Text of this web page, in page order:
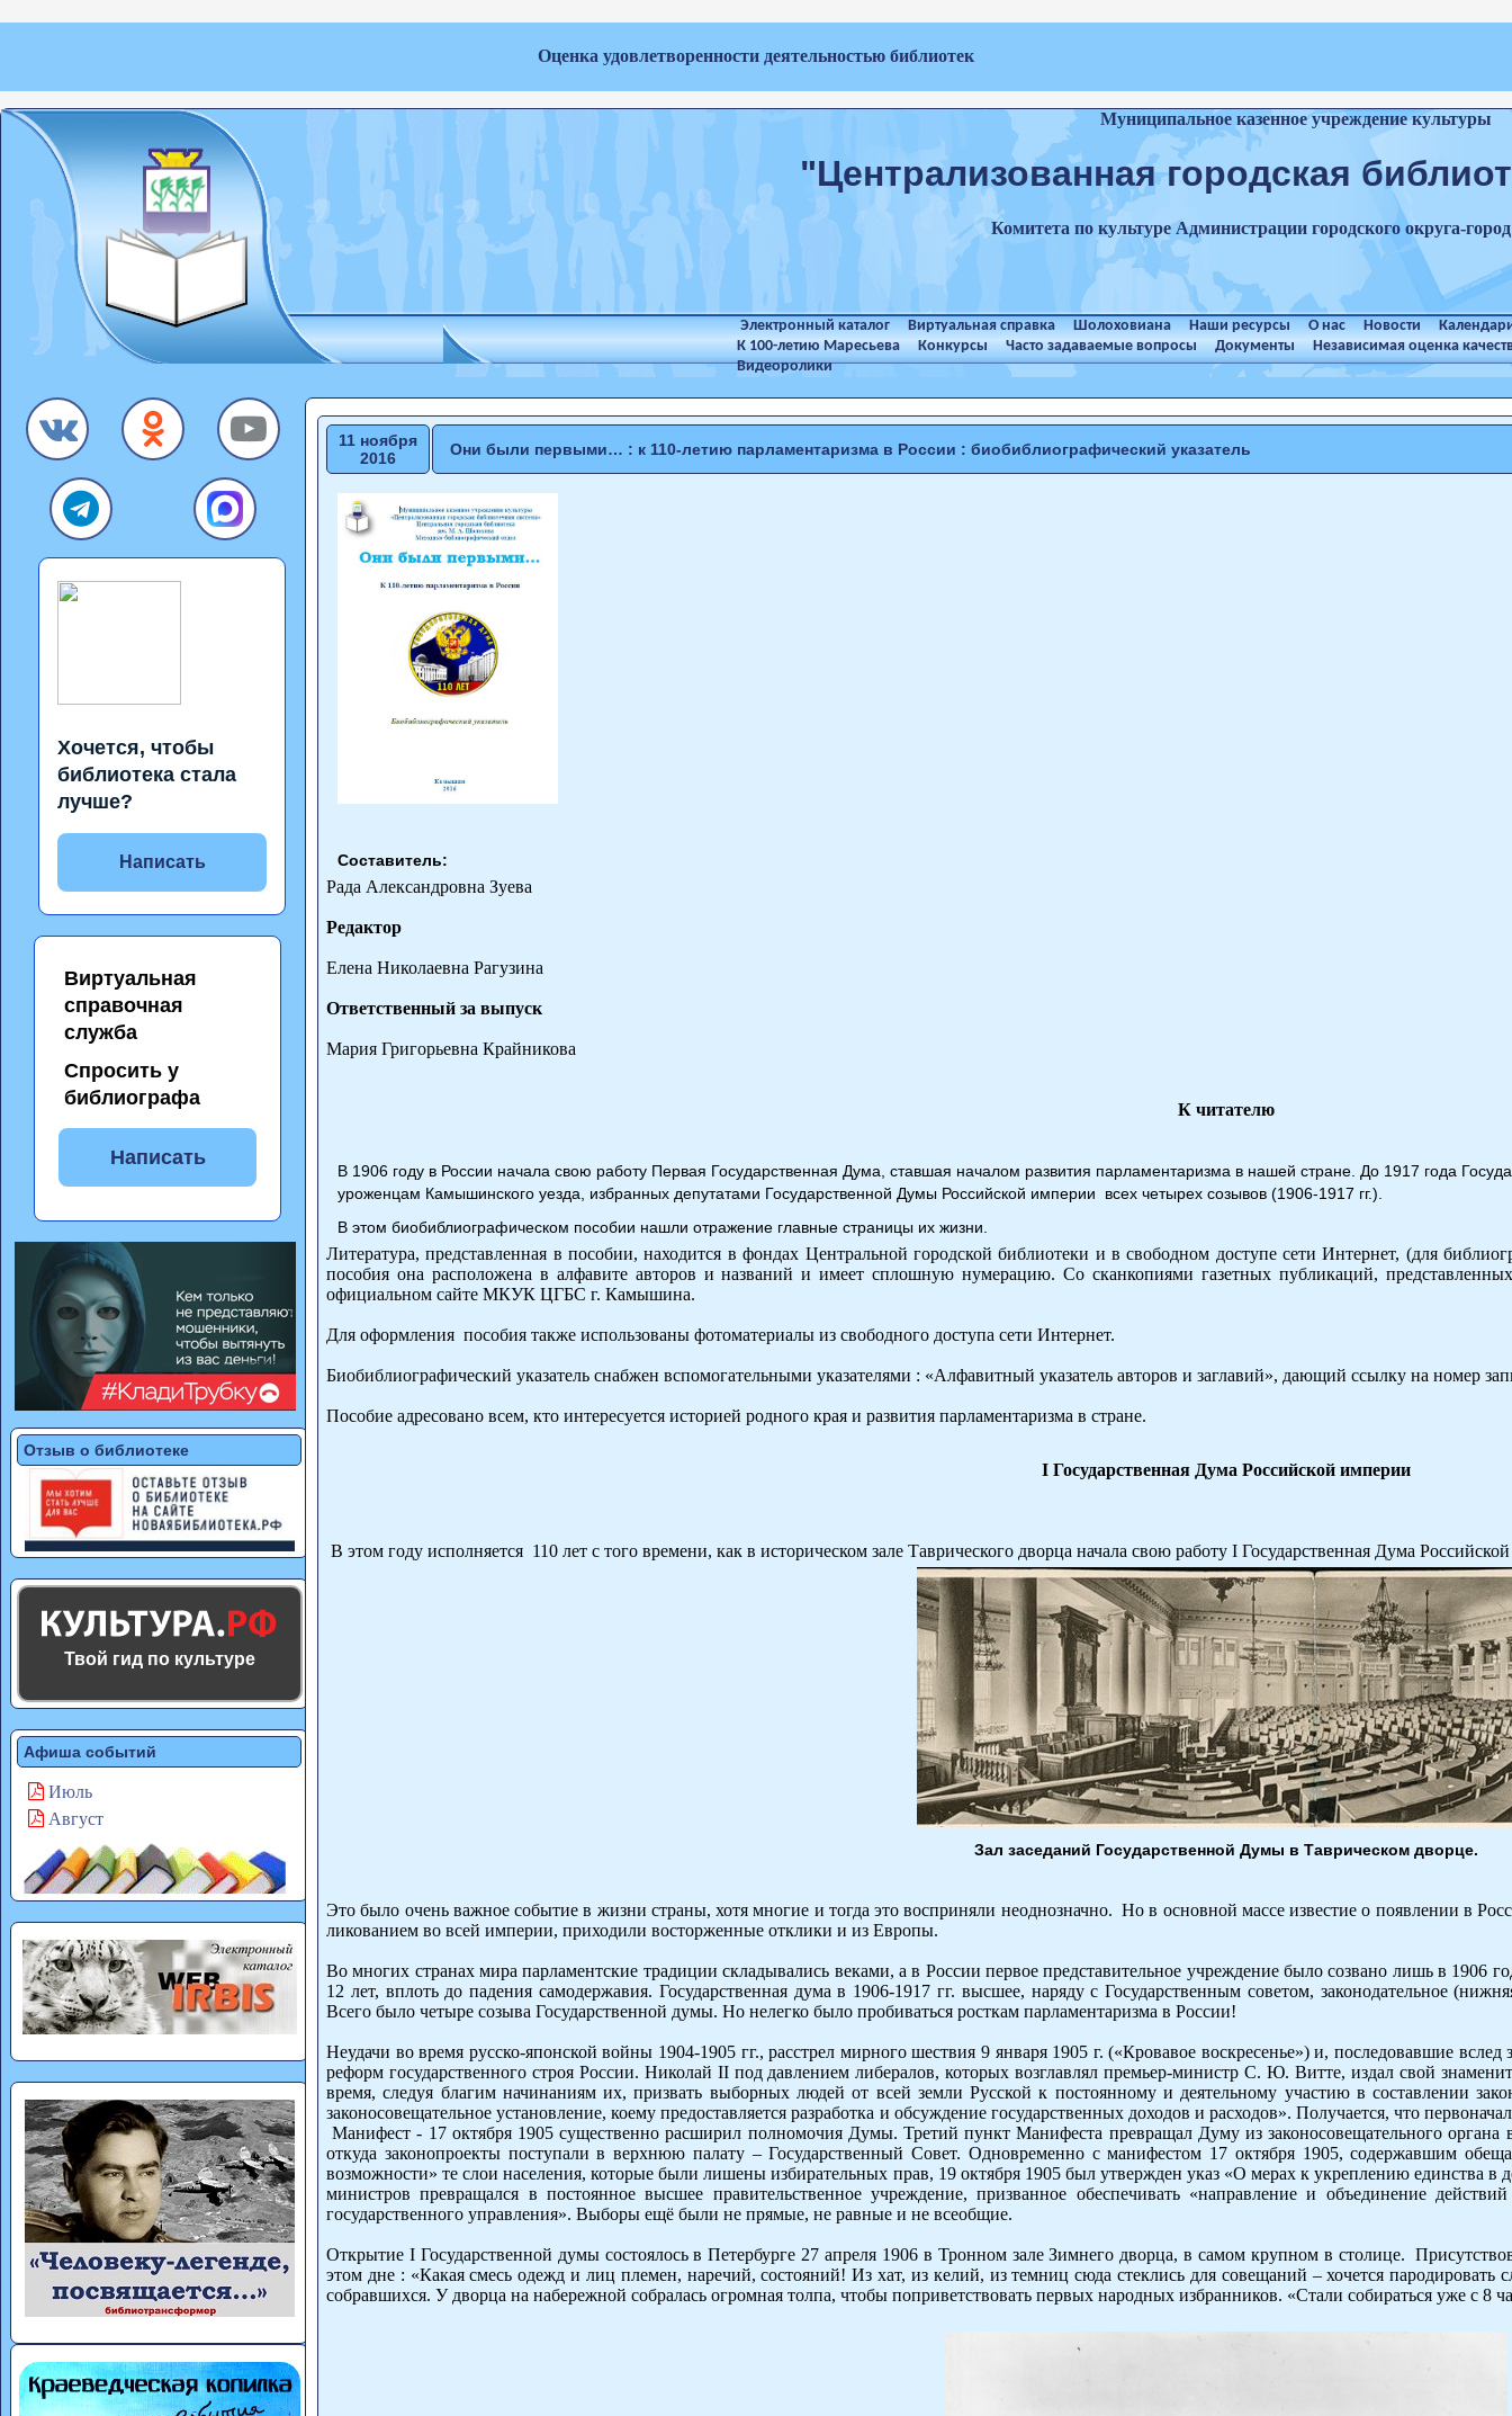
Оценка удовлетворенности деятельностью библиотек
Муниципальное казенное учреждение культуры
"Централизованная городская
Комитета по культуре Администрации городского округа-
Электронный каталог Виртуальная справка Шолоховиана Наши ресурсы О нас Новости
К 100-летию Маресьева
Конкурсы Часто задаваемые вопросы Документы
Независимая оценка
Видеоролики
Хочется, чтобы
библиотека стала
лучше?
Написать
Виртуальная
справочная
служба
Спросить у
библиографа
Написать
Отзыв о библиотеке
Твой гид по культуре
Афиша событий
Июль
Август
11 ноября
2016
Они были первыми… : к 110-летию парламентаризма в России : биобиблиографический указатель
Составитель:
Рада Александровна Зуева
Редактор
Елена Николаевна Рагузина
Ответственный за выпуск
Мария Григорьевна Крайникова
К читателю
В 1906 году в России начала свою работу Первая Государственная Дума, ставшая началом развития парламентаризма в нашей стране. До 1917 года
уроженцам Камышинского уезда, избранных депутатами Государственной Думы Российской империи всех четырех созывов (1906-1917 гг.).
В этом биобиблиографическом пособии нашли отражение главные страницы их жизни.
Литература, представленная в пособии, находится в фондах Центральной городской библиотеки и в свободном доступе сети Интернет, (для
пособия она расположена в алфавите авторов и названий и имеет сплошную нумерацию. Со сканкопиями газетных публикаций,
официальном сайте МКУК ЦГБС г. Камышина.
Для оформления пособия также использованы фотоматериалы из свободного доступа сети Интернет.
Биобиблиографический указатель снабжен вспомогательными указателями : «Алфавитный указатель авторов и заглавий», дающий ссылку на номер
Пособие адресовано всем, кто интересуется историей родного края и развития парламентаризма в стране.
I Государственная Дума Российской империи
В этом году исполняется 110 лет с того времени, как в историческом зале Таврического дворца начала свою работу I Государственная Дума
Зал заседаний Государственной Думы в Таврическом дворце.
Это было очень важное событие в жизни страны, хотя многие и тогда это восприняли неоднозначно. Но в основной массе известие о появлении в
ликованием во всей империи, приходили восторженные отклики и из Европы.
Во многих странах мира парламентские традиции складывались веками, а в России первое представительное учреждение было созвано лишь в 1906
12 лет, вплоть до падения самодержавия. Государственная дума в 1906-1917 гг. высшее, наряду с Государственным советом, законодательное
Всего было четыре созыва Государственной думы. Но нелегко было пробиваться росткам парламентаризма в России!
Неудачи во время русско-японской войны 1904-1905 гг., расстрел мирного шествия 9 января 1905 г. («Кровавое воскресенье») и, последовавшие
реформ государственного строя России. Николай II под давлением либералов, которых возглавлял премьер-министр С. Ю. Витте, издал свой
время, следуя благим начинаниям их, призвать выборных людей от всей земли Русской к постоянному и деятельному участию в составлении
законосовещательное установление, коему предоставляется разработка и обсуждение государственных доходов и расходов». Получается, что
Манифест - 17 октября 1905 существенно расширил полномочия Думы. Третий пункт Манифеста превращал Думу из законосовещательного органа
откуда законопроекты поступали в верхнюю палату – Государственный Совет. Одновременно с манифестом 17 октября 1905, содержавшим
возможности» те слои населения, которые были лишены избирательных прав, 19 октября 1905 был утвержден указ «О мерах к укреплению единства в
министров превращался в постоянное высшее правительственное учреждение, призванное обеспечивать «направление и объединение
государственного управления». Выборы ещё были не прямые, не равные и не всеобщие.
Открытие I Государственной думы состоялось в Петербурге 27 апреля 1906 в Тронном зале Зимнего дворца, в самом крупном в столице.
этом дне : «Какая смесь одежд и лиц племен, наречий, состояний! Из хат, из келий, из темниц сюда стеклись для совещаний – хочется
собравшихся. У дворца на набережной собралась огромная толпа, чтобы поприветствовать первых народных избранников. «Стали собираться уже с 8